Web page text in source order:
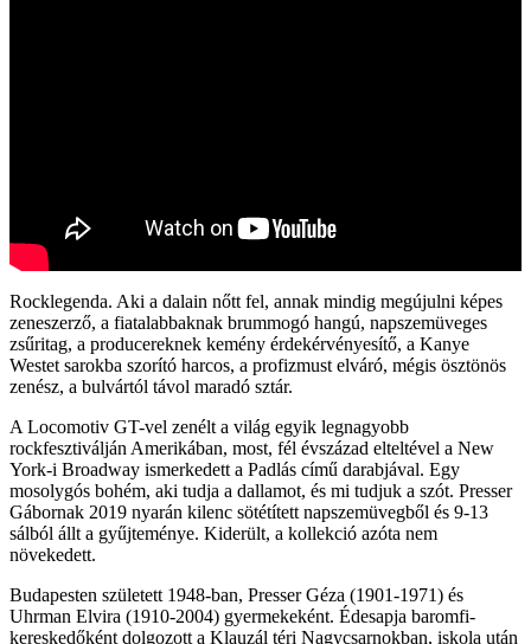
Rocklegenda. Aki a dalain nőtt fel, annak mindig megújulni képes
zeneszerző, a fiatalabbaknak brummogó hangú, napszemüveges
zsűritag, a producereknek kemény érdekérvényesítő, a Kanye
Westet sarokba szorító harcos, a profizmust elváró, mégis ösztönös
zenész, a bulvártól távol maradó sztár.
A Locomotiv GT-vel zenélt a világ egyik legnagyobb
rockfesztiválján Amerikában, most, fél évszázad elteltével a New
York-i Broadway ismerkedett a Padlás című darabjával. Egy
mosolygós bohém, aki tudja a dallamot, és mi tudjuk a szót. Presser
Gábornak 2019 nyarán kilenc sötétített napszemüvegből és 9-13
sálból állt a gyűjteménye. Kiderült, a kollekció azóta nem
növekedett.
Budapesten született 1948-ban, Presser Géza (1901-1971) és
Uhrman Elvira (1910-2004) gyermekeként. Édesapja baromfi-
kereskedőként dolgozott a Klauzál téri Nagycsarnokban, iskola után